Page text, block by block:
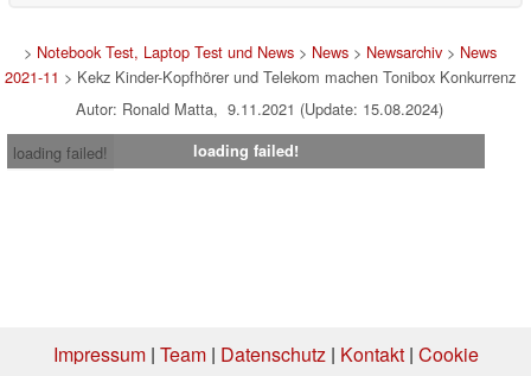
> Notebook Test, Laptop Test und News> News> Newsarchiv> News
2021-11 > Kekz Kinder-Kopfhörer und Telekom machen Tonibox Konkurrenz
Autor: Ronald Matta, 9.11.2021 (Update: 15.08.2024)
loading failed!
loading failed!
Impressum| Team| Datenschutz| Kontakt| Cookie